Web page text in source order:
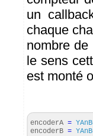
un
chaque
nombre
le sens
est monté
encoderA =
encoderB =